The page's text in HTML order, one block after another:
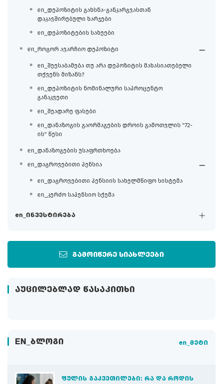
en_დეპოზიტის გახსნა-განკარგვასთან
დაკავშირებული ხარჯები
en_დეპოზიტების სახეები
en_როგორ ავარჩიო დეპოზიტი
en_შეესაბამება თუ არა დეპოზიტის მახასიათებელი
თქვენს მიზანს?
en_დეპოზიტის ნომინალური საპროცენტო
განაკვეთი
en_შეადარე ფასები
en_დანაზოგის გაორმაგების დროის გამოთვლის "72-
ის" წესი
en_დანაზოგების უსაფრთხოება
en_დაგროვებითი პენსია
en_დაგროვებითი პენსიის სახელმწიფო სისტემა
en_კერძო საპენსიო სქემა
en_ინვესტირება
გამოიწერე სიახლეები
ᲐᲣᲪᲘᲚᲔᲑᲚᲐᲓ ᲬᲐᲡᲐᲙᲘᲗᲮᲘ
EN_ᲑᲚᲝᲒᲘ en_მეტი
ᲤᲣᲚᲘᲡ ᲒᲐᲙᲕᲔᲗᲘᲚᲔᲑᲘ: ᲠᲐ ᲓᲐ ᲠᲝᲓᲘᲡ